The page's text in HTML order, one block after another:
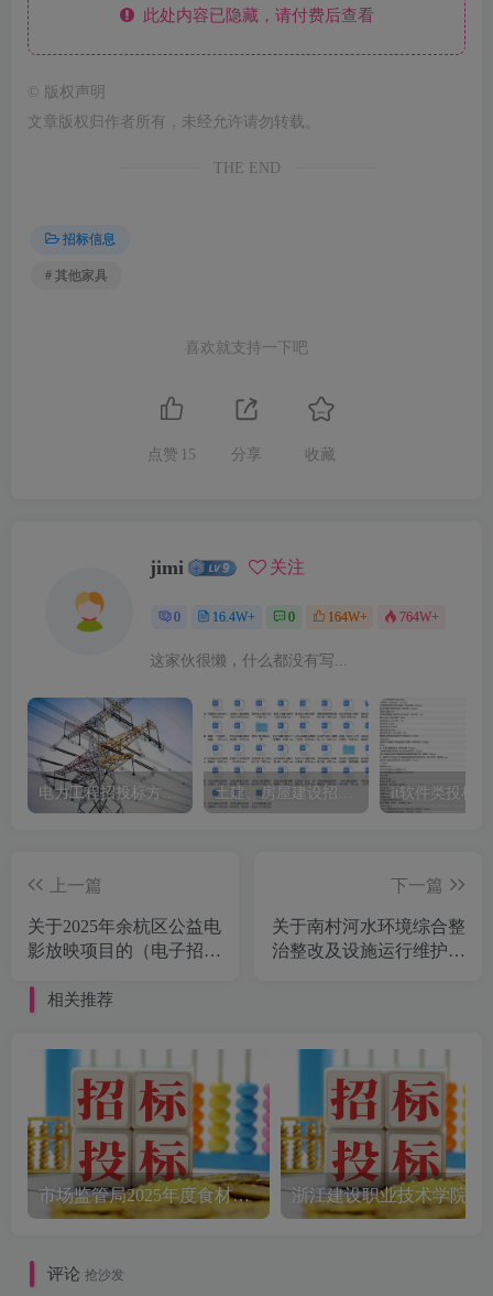
此处内容已隐藏，请付费后查看
©
版权声明
文章版权归作者所有，未经允许请勿转载。
THE END
招标信息
# 其他家具
喜欢就支持一下吧
点赞 15 分享 收藏
jimi 关注
0 16.4W+ 0 164W+ 764W+
这家伙很懒，什么都没有写...
it软件类投标
上一篇
关于2025年余杭区公益电
影放映项目的（电子招投
建设管理有限公司]
下一篇
关于南村河水环境综合整
治整改及设施运行维护的
相关推荐
市场监管局2025年度食材配送采购公告
评论 抢沙发